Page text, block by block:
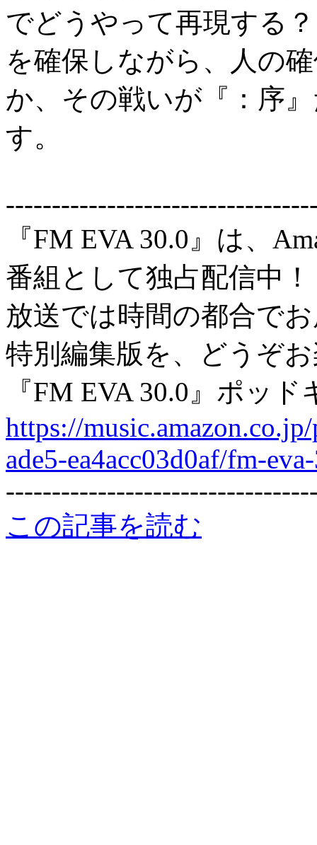
でどうやって再現する
を確保しながら、人の
か、その戦いが『：序
す。
『FM EVA 30.0』は、
番組として独占配信中！
放送では時間の都合で
特別編集版を、どうぞ
『FM EVA 30.0』ポッ
https://
ade5-ea4acc03d0af/fm-
この記事を読む